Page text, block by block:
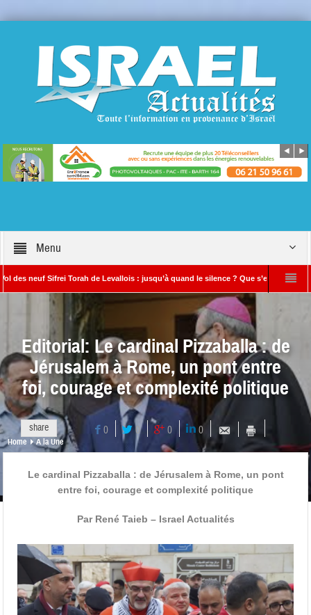
Menu
Torah de Levallois : jusqu’à quand le silence ? Que s’est-il réellement passé ?
à l’Iran : « Si vous nous attaquez, notre riposte sera beaucoup plus puissante »
Editorial: Le cardinal Pizzaballa : de
Jérusalem à Rome, un pont entre
foi, courage et complexité politique
share 0 0 0 0
Home A la Une
Le cardinal Pizzaballa : de Jérusalem à Rome, un pont
entre foi, courage et complexité politique
Par René Taieb – Israel Actualités